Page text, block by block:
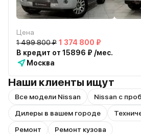
Цена
1 499 800 ₽ 1 374 800 ₽
В кредит от 15896 ₽ /мес.
Москва
Наши клиенты ищут
Все модели Nissan
Nissan с
Дилеры в вашем городе
Ремонт
Ремонт кузова